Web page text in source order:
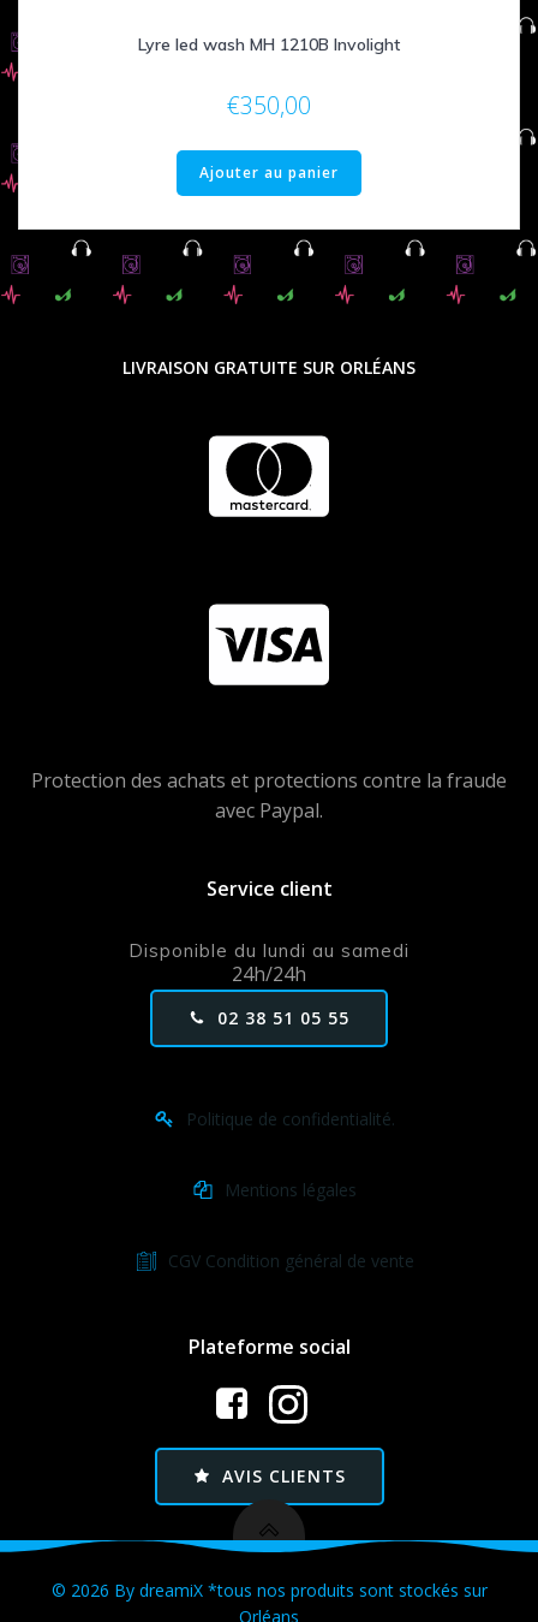
Lyre led wash MH 1210B Involight
€350,00
Ajouter au panier
LIVRAISON GRATUITE SUR ORLÉANS
Protection des achats et protections contre la fraude
avec Paypal.
Service client
Disponible du lundi au samedi
24h/24h
02 38 51 05 55
Politique de confidentialité.
Mentions légales
CGV Condition général de vente
Plateforme social
AVIS CLIENTS
© 2026 By dreamiX *tous nos produits sont stockés sur
Orléans